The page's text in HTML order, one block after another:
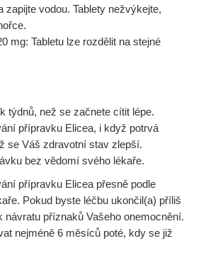
zapijte vodou. Tablety nežvýkejte,
mg: Tabletu lze rozdělit na stejné
týdnů, než se začnete cítit lépe.
přípravku Elicea, i když potrvá
se Váš zdravotní stav zlepší.
bez vědomí svého lékaře.
přípravku Elicea přesně podle
Pokud byste léčbu ukončil(a) příliš
návratu příznaků Vašeho onemocnění.
nejméně 6 měsíců poté, kdy se již